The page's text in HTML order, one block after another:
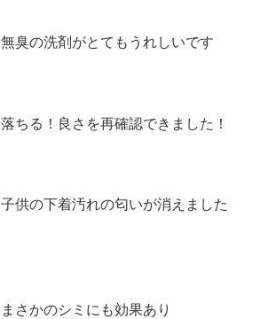
無臭の洗剤がとてもうれしいです
落ちる！良さを再確認できました！
子供の下着汚れの匂いが消えました
まさかのシミにも効果あり